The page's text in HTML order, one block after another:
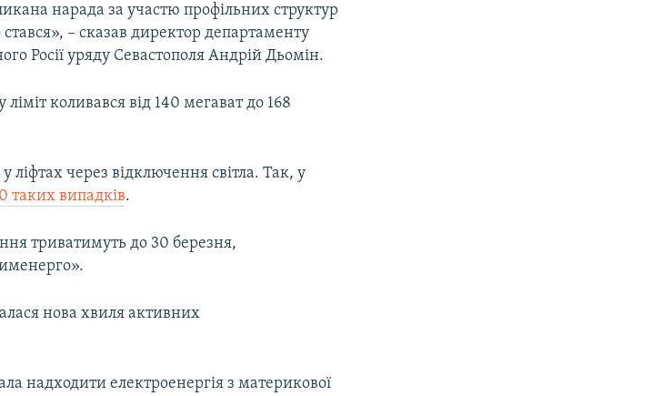
нарада за участю профільних структур
– сказав директор департаменту
Росії уряду Севастополя Андрій Дьомін.
коливався від 140 мегават до 168
ліфтах через відключення світла. Так, у
таких випадків.
триватимуть до 30 березня,
нова хвиля активних
надходити електроенергія з материкової